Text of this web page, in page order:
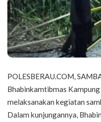
POLESBERAU.COM,
Bhabinkamtibmas
melaksanakan kegiatan
Dalam kunjungannya,